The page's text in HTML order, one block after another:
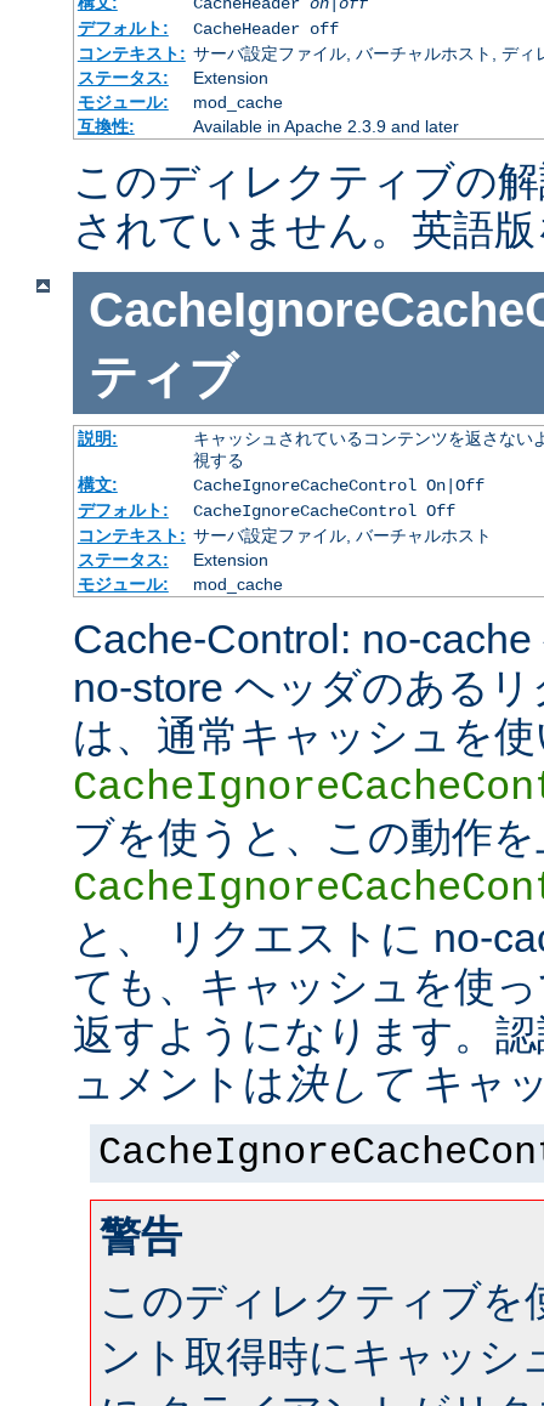
デフォルト:
CacheHeader off
コンテキスト: サーバ設定ファイル, バーチャルホスト, ディ
ステータス:
Extension
モジュール:
mod_cache
互換性:
Available in Apache 2.3.9 and later
このディレクティブの
されていません。英語
ティブ
説明:
キャッシュされているコンテンツを返さな
視する
構文:
CacheIgnoreCacheControl On|Off
デフォルト:
CacheIgnoreCacheControl Off
コンテキスト: サーバ設定ファイル, バーチャルホスト
ステータス:
Extension
モジュール:
mod_cache
Cache-Control: no-
no-store ヘッダのある
は、通常キャッシュを
ブを使うと、この動作
と、 リクエストに no-
ても、キャッシュを使
返すようになります。
ュメントは 決してキャ
警告
このディレクティブを
ント取得時にキャッシ